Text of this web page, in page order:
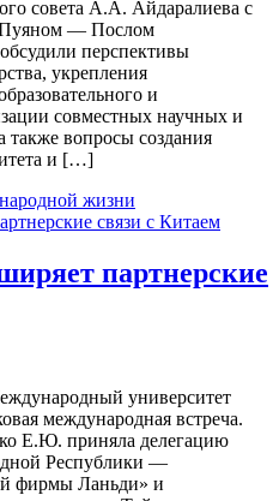
совета А.А. Айдаралиева с
Пуяном — Послом
перспективы
укрепления
и
совместных научных и
также вопросы создания
и […]
жизни
партнерские
университет
международная встреча.
Е.Ю. приняла делегацию
Республики —
фирмы Ланьди» и